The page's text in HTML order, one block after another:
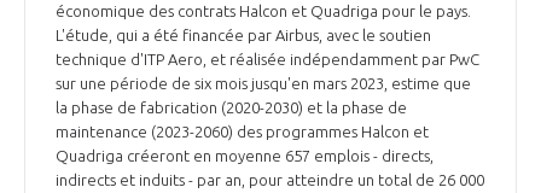
économique des contrats Halcon et Quadriga pour le pays.
L'étude, qui a été financée par Airbus, avec le soutien
technique d'ITP Aero, et réalisée indépendamment par PwC
sur une période de six mois jusqu'en mars 2023, estime que
la phase de fabrication (2020-2030) et la phase de
maintenance (2023-2060) des programmes Halcon et
Quadriga créeront en moyenne 657 emplois - directs,
indirects et induits - par an, pour atteindre un total de 26 000